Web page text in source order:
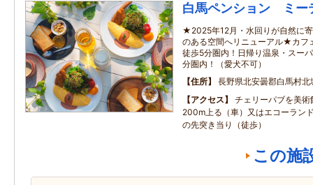
白馬ペンション ミー
★2025年12月・水回りが自然に
のある空間へリニューアル★カフ
徒歩5分圏内！日帰り温泉・スー
分圏内！（愛犬不可）
住所
長野県北安曇郡白馬村
アクセス
チェリーパブを美術
200m上る（車）又はエコーラン
の先突き当り（徒歩）
この施